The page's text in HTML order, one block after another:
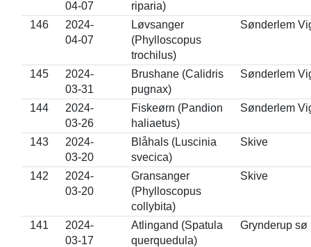
04-07
riparia)
146
2024-
04-07
Løvsanger
(Phylloscopus
trochilus)
Sønderlem
145
2024-
03-31
Brushane (Calidris
pugnax)
Sønderlem
144
2024-
03-26
Fiskeørn (Pandion
haliaetus)
Sønderlem
143
2024-
03-20
Blåhals (Luscinia
svecica)
Skive
142
2024-
03-20
Gransanger
(Phylloscopus
collybita)
Skive
141
2024-
03-17
Atlingand (Spatula
querquedula)
Grynderup sø